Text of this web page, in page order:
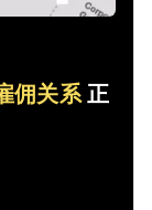
佣关系正